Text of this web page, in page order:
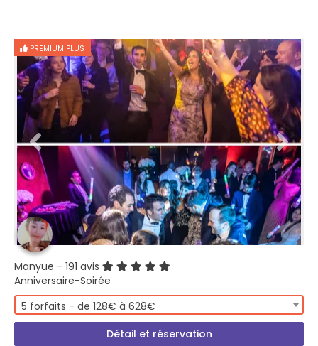
PREMIUM PLUS
Manyue - 191 avis
Anniversaire-Soirée
5 forfaits - de 128€ à 628€
Détail et réservation